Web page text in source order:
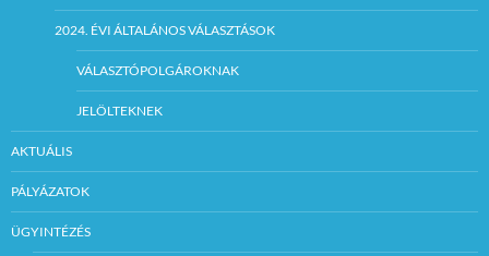
2024. ÉVI ÁLTALÁNOS VÁLASZTÁSOK
VÁLASZTÓPOLGÁROKNAK
JELÖLTEKNEK
AKTUÁLIS
PÁLYÁZATOK
ÜGYINTÉZÉS